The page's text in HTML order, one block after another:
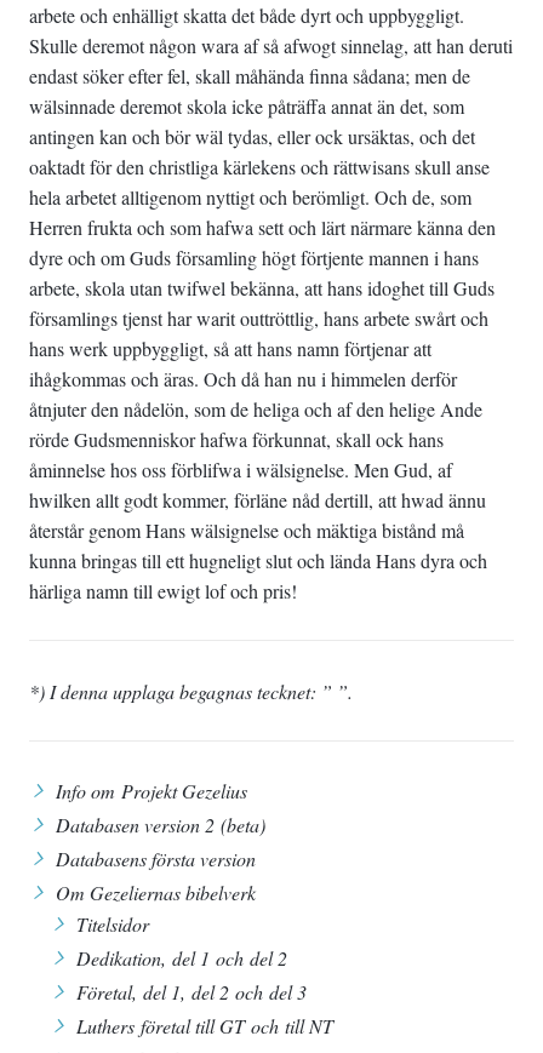
arbete och enhälligt skatta det både dyrt och uppbyggligt.
Skulle deremot någon wara af så afwogt sinnelag, att han deruti
endast söker efter fel, skall måhända finna sådana; men de
wälsinnade deremot skola icke påträffa annat än det, som
antingen kan och bör wäl tydas, eller ock ursäktas, och det
oaktadt för den christliga kärlekens och rättwisans skull anse
hela arbetet alltigenom nyttigt och berömligt. Och de, som
Herren frukta och som hafwa sett och lärt närmare känna den
dyre och om Guds församling högt förtjente mannen i hans
arbete, skola utan twifwel bekänna, att hans idoghet till Guds
församlings tjenst har warit outtröttlig, hans arbete swårt och
hans werk uppbyggligt, så att hans namn förtjenar att
ihågkommas och äras. Och då han nu i himmelen derför
åtnjuter den nådelön, som de heliga och af den helige Ande
rörde Gudsmenniskor hafwa förkunnat, skall ock hans
åminnelse hos oss förblifwa i wälsignelse. Men Gud, af
hwilken allt godt kommer, förläne nåd dertill, att hwad ännu
återstår genom Hans wälsignelse och mäktiga bistånd må
kunna bringas till ett hugneligt slut och lända Hans dyra och
härliga namn till ewigt lof och pris!
*) I denna upplaga begagnas tecknet: ” ”.
Info om Projekt Gezelius
Databasen version 2 (beta)
Databasens första version
Om Gezeliernas bibelverk
Titelsidor
Dedikation, del 1 och del 2
Företal, del 1, del 2 och del 3
Luthers företal till GToch till NT